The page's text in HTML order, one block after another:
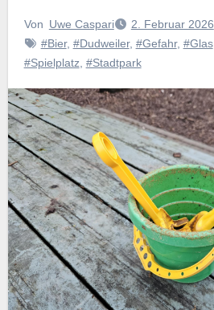
Von Uwe Caspari
2. Februar 2026
#Bier, #Dudweiler, #Gefahr, #Glas,
#Spielplatz #Stadtpark